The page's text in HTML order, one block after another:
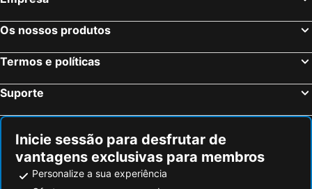
Os nossos produtos
Termos e políticas
Suporte
Inicie sessão para desfrutar de
vantagens exclusivas para membros
Personalize a sua experiência